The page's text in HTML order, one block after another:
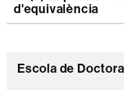
d'equivalència
Informació
C
Escola de